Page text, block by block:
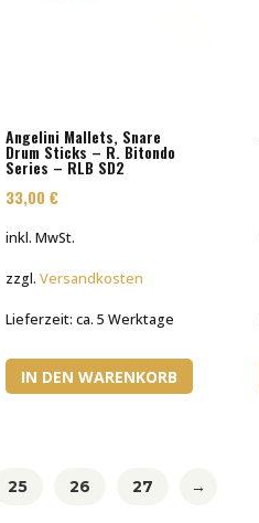
Angelini Mallets, Snare
Drum Sticks – R. Bitondo
Series – RLB SD2
33,00€
inkl. MwSt.
zzgl.Versandkosten
Lieferzeit:ca. 5 Werktage
IN DEN WARENKORB
25 26 27 →